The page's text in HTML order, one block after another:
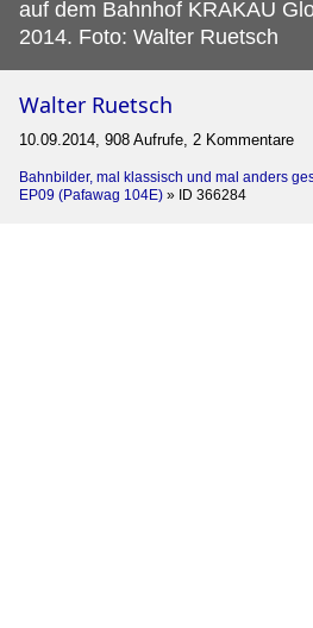
auf dem Bahnhof KRAKAU
2014. Foto: Walter Ruetsch
Walter Ruetsch
10.09.2014, 908 Aufrufe, 2 Kommentare
Bahnbilder, mal klassisch und mal anders
EP09 (Pafawag 104E) » ID 366284